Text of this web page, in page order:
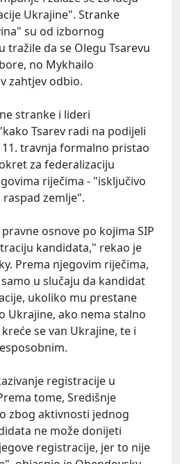
Ukrajine". Stranke
su od izbornog
tražile da se Olegu Tsarevu
no Mykhailo
zahtjev odbio.
stranke i lideri
Tsarev radi na podijeli
travnja formalno pristao
za federalizaciju
riječima - "isključivo
zemlje".
osnove po kojima SIP
kandidata," rekao je
Prema njegovim riječima,
u slučaju da kandidat
ukoliko mu prestane
Ukrajine, ako nema stalno
se van Ukrajine, te i
registracije u
tome, Središnje
zbog aktivnosti jednog
ne može donijeti
registracije, jer to nije